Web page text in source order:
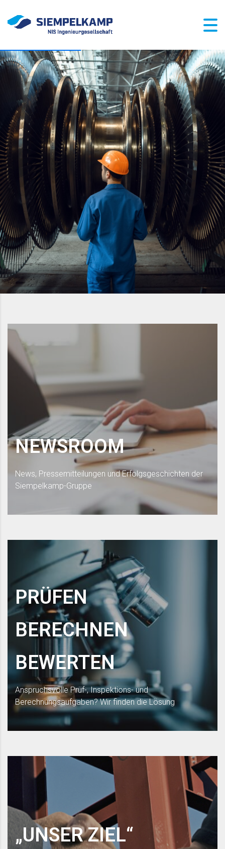
NEWSROOM
News, Pressemitteilungen und Erfolgsgeschichten der
Siempelkamp-Gruppe
PRÜFEN
BERECHNEN
BEWERTEN
Anspruchsvolle Prüf-, Inspektions- und
Berechnungsaufgaben? Wir finden die Lösung
„UNSER ZIEL“